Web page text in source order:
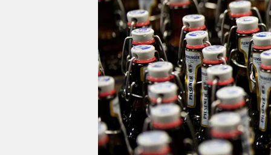
verlag
verlag
veranstaltungen
shop
fragen & hilfe
unterstützen